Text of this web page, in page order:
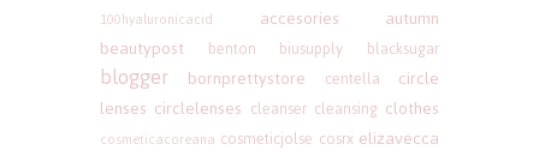
100hyaluronicacid accesories
autumn
beautypost
benton biusupply blacksugar
blogger bornprettystore centella
circle
lenses circlelenses cleanser cleansing clothes
cosmeticacoreana cosmeticjolse cosrx elizavecca